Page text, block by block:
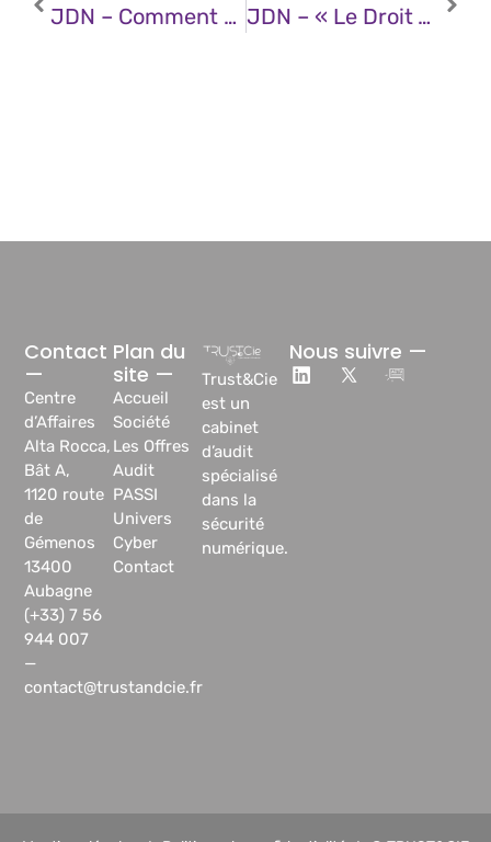
JDN – Comment Créer Son Agent IA Pour Automatiser Sa Veille Avec N8n JDN – « Le Droit À Son Visage » : Quand Les Deepfakes Posent La Question Du Copyright Des Traits Humains
Trust&Cie
est un
cabinet
d’audit
spécialisé
dans la
sécurité
numérique.
Plan du
site —
Accueil
Société
Les Offres
Audit
PASSI
Univers
Cyber
Contact
Contact
—
Centre
d’Affaires
Alta Rocca,
Bât A,
1120 route
de
Gémenos
13400
Aubagne
(+33) 7 56
944 007
—
contact@trustandcie.fr
Nous suivre —